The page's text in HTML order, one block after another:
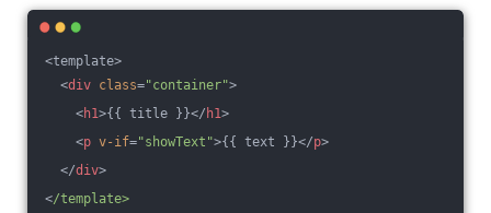
<template>
<div class="container">
<h1>{{ title }}</ h1>
<p v-if="showText">{{ text }}</p>
</div>
</template>